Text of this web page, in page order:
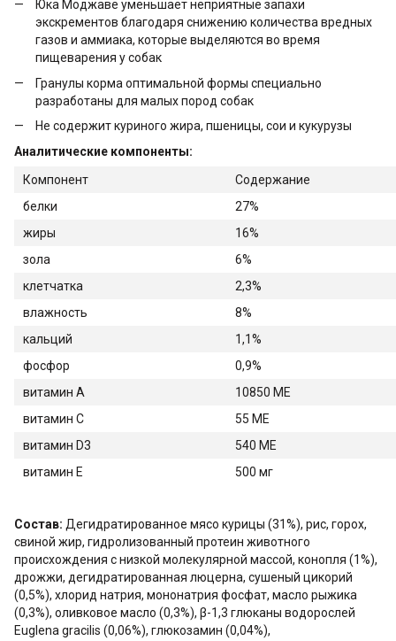
Юка Моджаве уменьшает неприятные запахи
экскрементов благодаря снижению количества вредных
газов и аммиака, которые выделяются во время
пищеварения у собак
Гранулы корма оптимальной формы специально
разработаны для малых пород собак
Не содержит куриного жира, пшеницы, сои и кукурузы
Аналитические компоненты:
Компонент
Содержание
белки
27%
жиры
16%
зола
6%
клетчатка
2,3%
влажность
8%
кальций
1,1%
фосфор
0,9%
витамин A
10850 ME
витамин C
55 ME
витамин D3
540 ME
витамин E
500 мг
Состав: Дегидратированное мясо курицы (31%), рис, горох,
свиной жир, гидролизованный протеин животного
происхождения с низкой молекулярной массой, конопля (1%),
дрожжи, дегидратированная люцерна, сушеный цикорий
(0,5%), хлорид натрия, мононатрия фосфат, масло рыжика
(0,3%), оливковое масло (0,3%), β-1,3 глюканы водорослей
Euglena gracilis (0,06%), глюкозамин (0,04%),